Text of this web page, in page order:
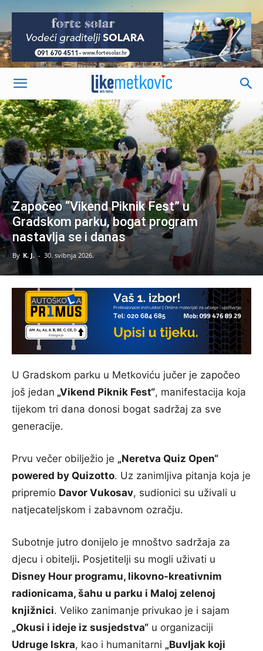
-
Započeo “Vikend Piknik Fest” u
Gradskom parku, bogat program
nastavlja se i danas
By K. J. - 30. svibnja 2026.
U Gradskom parku u Metkoviću jučer je započeo
još jedan „Vikend Piknik Fest“, manifestacija koja
tijekom tri dana donosi bogat sadržaj za sve
generacije.
Prvu večer obilježio je „Neretva Quiz Open“
powered by Quizotto. Uz zanimljiva pitanja koja je
pripremio Davor Vukosav, sudionici su uživali u
natjecateljskom i zabavnom ozračju.
Subotnje jutro donijelo je mnoštvo sadržaja za
djecu i obitelji. Posjetitelji su mogli uživati u
Disney Hour programu, likovno-kreativnim
radionicama, šahu u parku i Maloj zelenoj
knjižnici. Veliko zanimanje privukao je i sajam
„Okusi i ideje iz susjedstva“ u organizaciji
Udruge Iskra, kao i humanitarni „Buvljak koji